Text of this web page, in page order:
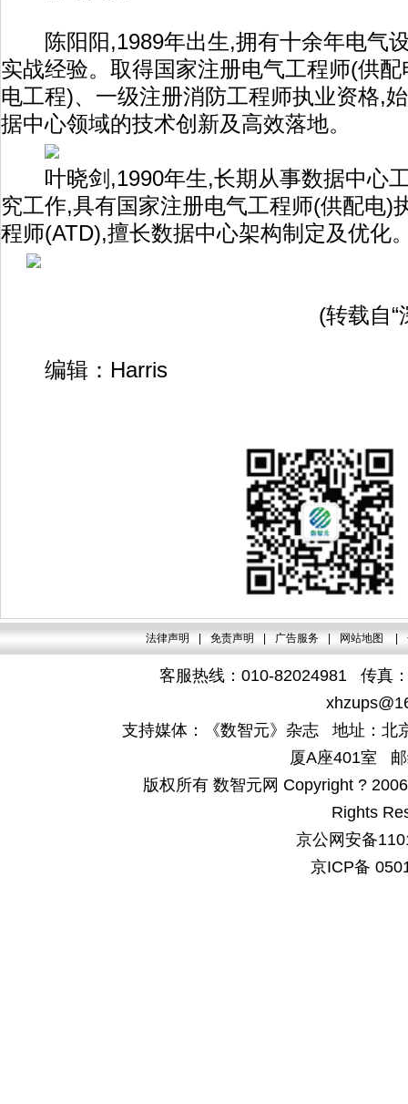
陈阳阳,1989年出生,拥有十余年电气
实战经验。取得国家注册电气工程师(供
电工程)、一级注册消防工程师执业资格,
据中心领域的技术创新及高效落地。
叶晓剑,1990年生,长期从事数据中心
究工作,具有国家注册电气工程师(供配电)
程师(ATD),擅长数据中心架构制定及优化
(转载自“深知
编辑：Harris
法律声明 免责声明 广告服务 网站地图
客服热线：010-82024981 传真
支持媒体：《数智元》杂志 地址：北
厦A座401室
版权所有 数智元网 Copyright ?
Rights
京公网安备
京ICP备